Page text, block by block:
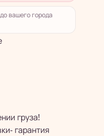
вашего города
груза!
гарантия